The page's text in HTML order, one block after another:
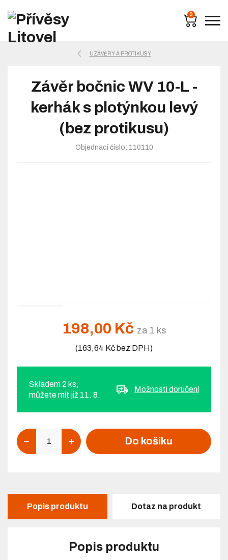
0
UZÁVĚRY A PROTIKUSY
Závěr bočnic WV 10-L -
kerhák s plotýnkou levý
(bez protikusu)
Objednací číslo: 110110
198,00 Kč za 1 ks
(163,64 Kč bez DPH)
Skladem 2 ks,
můžete mít již 11. 8.
Možnosti doručení
Do košíku
Popis produktu Dotaz na produkt
Popis produktu